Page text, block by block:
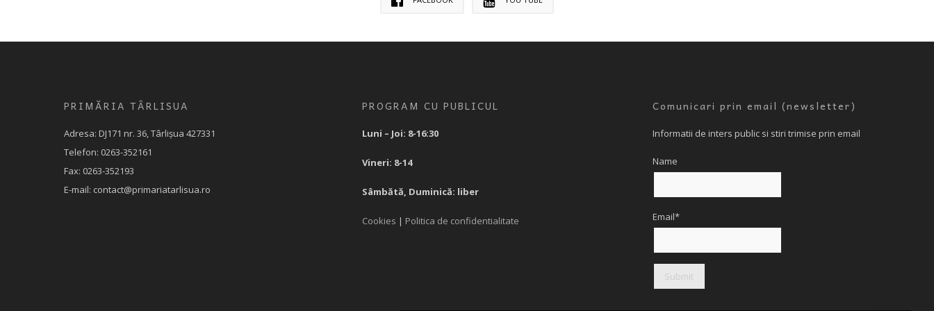
PRIMĂRIA TÂRLISUA
Adresa: DJ171 nr. 36, Târlișua 427331
Telefon: 0263-352161
Fax: 0263-352193
E-mail: contact@primariatarlisua.ro
PROGRAM CU PUBLICUL
Luni – Joi: 8-16:30
Vineri: 8-14
Sâmbătă, Duminică: liber
Cookies | Politica de confidentialitate
Comunicari prin email (newsletter)
Informatii de inters public si stiri trimise prin email
Name
Email*